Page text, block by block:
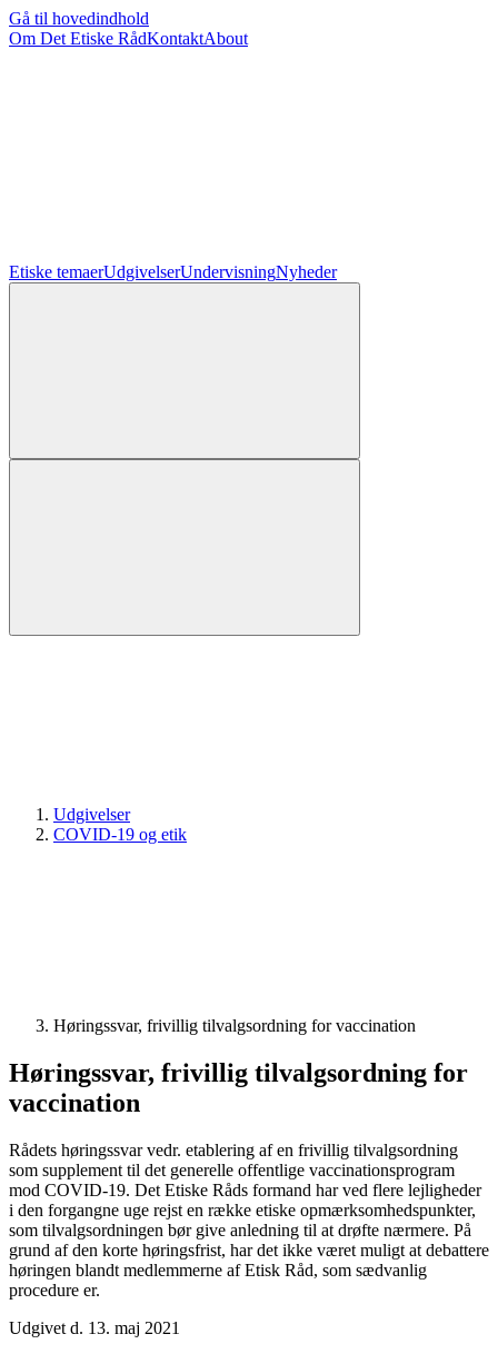
Gå til hovedindhold
Om Det Etiske RådKontaktAbout
Etiske temaerUdgivelserUndervisningNyheder
Udgivelser
COVID-19 og etik
Høringssvar, frivillig tilvalgsordning for vaccination
Høringssvar, frivillig tilvalgsordning for
vaccination
Rådets høringssvar vedr. etablering af en frivillig tilvalgsordning
som supplement til det generelle offentlige vaccinationsprogram
mod COVID-19. Det Etiske Råds formand har ved flere lejligheder
i den forgangne uge rejst en række etiske opmærksomhedspunkter,
som tilvalgsordningen bør give anledning til at drøfte nærmere. På
grund af den korte høringsfrist, har det ikke været muligt at debattere
høringen blandt medlemmerne af Etisk Råd, som sædvanlig
procedure er.
Udgivet d. 13. maj 2021